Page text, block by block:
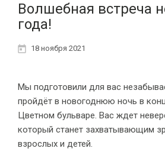
Волшебная встреча
года!
18 ноября 2021
Мы подготовили для вас
пройдёт в новогоднюю ночь в
Цветном бульваре. Вас ждет
который станет захватывающим
взрослых и детей.